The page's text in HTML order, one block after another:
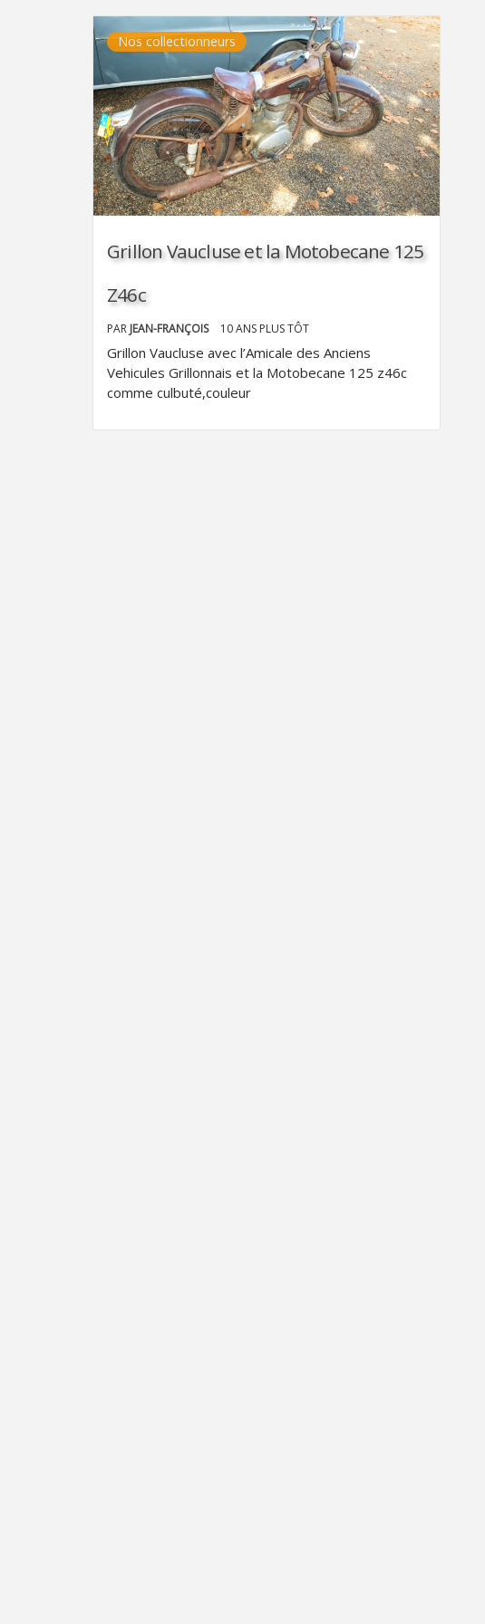
Nos collectionneurs
Grillon Vaucluse et la Motobecane 125
Z46c
PAR JEAN-FRANÇOIS 10 ANS PLUS TÔT
Grillon Vaucluse avec l’Amicale des Anciens
Vehicules Grillonnais et la Motobecane 125 z46c
comme culbuté,couleur